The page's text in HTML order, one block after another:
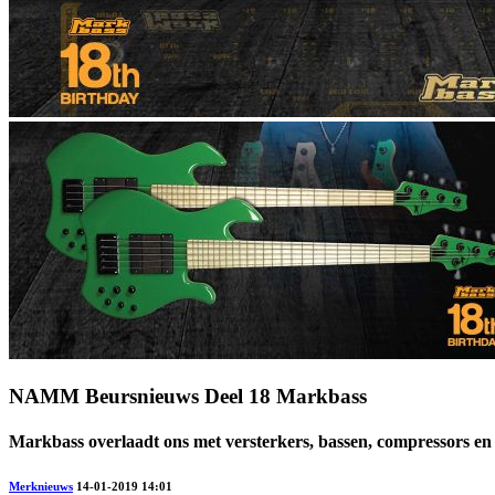
NAMM Beursnieuws Deel 18 Markbass
Markbass overlaadt ons met versterkers, bassen, compressors
Merknieuws 14-01-2019 14:01